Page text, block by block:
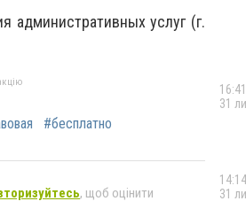
административных услуг (г.
#бесплатно
, щоб оцінити
16:41
31
14:14
31